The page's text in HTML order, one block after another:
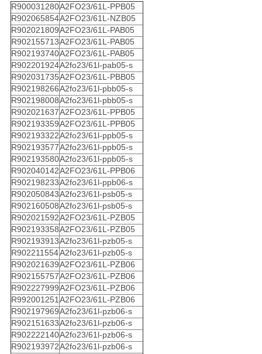
R900031280A2FO23/61L-PPB05
R902065854A2FO23/61L-NZB05
R902021809A2FO23/61L-PAB05
R902155713A2FO23/61L-PAB05
R902193740A2FO23/61L-PAB05
R902201924A2fo23/61l-pab05-s
R902031735A2FO23/61L-PBB05
R902198266A2fo23/61l-pbb05-s
R902198008A2fo23/61l-pbb05-s
R902021637A2FO23/61L-PPB05
R902193359A2FO23/61L-PPB05
R902193322A2fo23/61l-ppb05-s
R902193577A2fo23/61l-ppb05-s
R902193580A2fo23/61l-ppb05-s
R902040142A2FO23/61L-PPB06
R902198233A2fo23/61l-ppb06-s
R902050843A2fo23/61l-psb05-s
R902160508A2fo23/61l-psb05-s
R902021592A2FO23/61L-PZB05
R902193358A2FO23/61L-PZB05
R902193913A2fo23/61l-pzb05-s
R902211554A2fo23/61l-pzb05-s
R902021639A2FO23/61L-PZB06
R902155757A2FO23/61L-PZB06
R902227999A2FO23/61L-PZB06
R992001251A2FO23/61L-PZB06
R902197969A2fo23/61l-pzb06-s
R902151633A2fo23/61l-pzb06-s
R902222140A2fo23/61l-pzb06-s
R902193972A2fo23/61l-pzb06-s